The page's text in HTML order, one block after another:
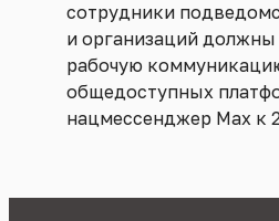
сотрудники
и организаций должны
рабочую
общедоступных
нацмессенджер Max к